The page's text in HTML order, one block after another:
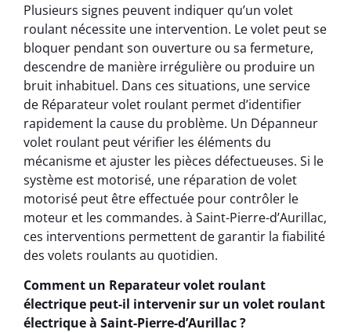
Plusieurs signes peuvent indiquer qu’un volet
roulant nécessite une intervention. Le volet peut se
bloquer pendant son ouverture ou sa fermeture,
descendre de manière irrégulière ou produire un
bruit inhabituel. Dans ces situations, une service
de Réparateur volet roulant permet d’identifier
rapidement la cause du problème. Un Dépanneur
volet roulant peut vérifier les éléments du
mécanisme et ajuster les pièces défectueuses. Si le
système est motorisé, une réparation de volet
motorisé peut être effectuée pour contrôler le
moteur et les commandes. à Saint-Pierre-d’Aurillac,
ces interventions permettent de garantir la fiabilité
des volets roulants au quotidien.
Comment un Reparateur volet roulant
électrique peut-il intervenir sur un volet roulant
électrique à Saint-Pierre-d’Aurillac ?